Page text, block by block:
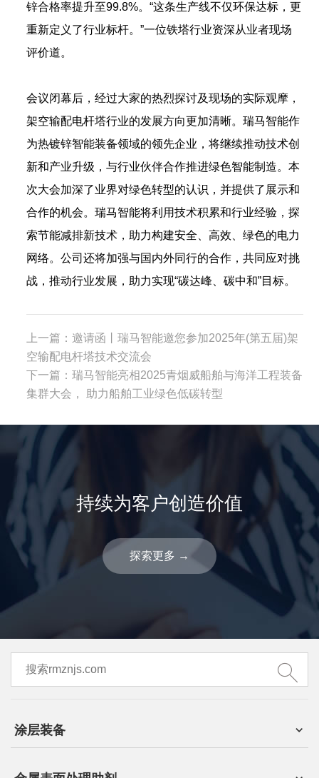
锌合格率提升至99.8%。“这条生产线不仅环保达标，更
重新定义了行业标杆。”一位铁塔行业资深从业者现场
评价道。
会议闭幕后，经过大家的热烈探讨及现场的实际观摩，
架空输配电杆塔行业的发展方向更加清晰。瑞马智能作
为热镀锌智能装备领域的领先企业，将继续推动技术创
新和产业升级，与行业伙伴合作推进绿色智能制造。本
次大会加深了业界对绿色转型的认识，并提供了展示和
合作的机会。瑞马智能将利用技术积累和行业经验，探
索节能减排新技术，助力构建安全、高效、绿色的电力
网络。公司还将加强与国内外同行的合作，共同应对挑
战，推动行业发展，助力实现“碳达峰、碳中和”目标。
上一篇：邀请函丨瑞马智能邀您参加2025年(第五届)架
空输配电杆塔技术交流会
下一篇：瑞马智能亮相2025青烟威船舶与海洋工程装备
集群大会， 助力船舶工业绿色低碳转型
持续为客户创造价值
探索更多 →
涂层装备